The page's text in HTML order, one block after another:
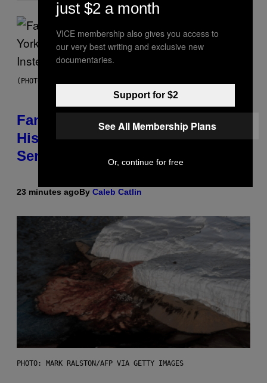
(PHOTO BY JASON KEMPIN/GETTY IMAGES)
Fans Are Claiming Usher Skipped
His New York Performance and
Sent in a Lookalike Instead
23 minutes agoBy Caleb Catlin
PHOTO: MARK RALSTON/AFP VIA GETTY IMAGES
just $2 a month
VICE membership also gives you access to
our very best writing and exclusive new
documentaries.
Support for $2
See All Membership Plans
Or, continue for free